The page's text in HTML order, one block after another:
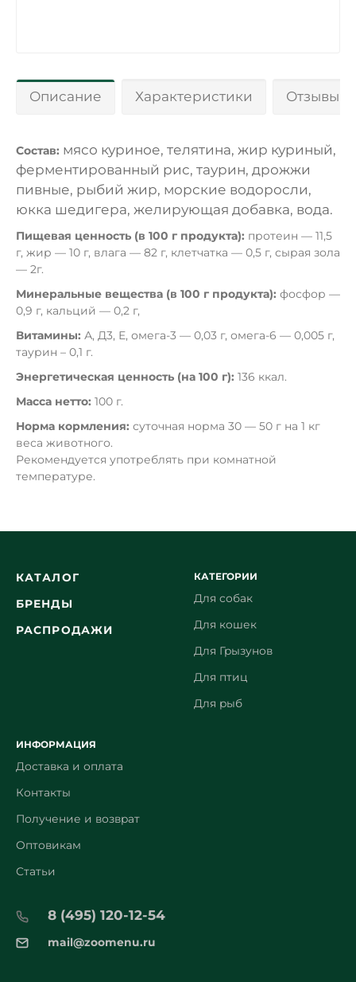
Описание Характеристики Отзывы 0
Состав: мясо куриное, телятина, жир куриный,
ферментированный рис, таурин, дрожжи
пивные, рыбий жир, морские водоросли,
юкка шедигера, желирующая добавка, вода.
Пищевая ценность (в 100 г продукта): протеин — 11,5
г, жир — 10 г, влага — 82 г, клетчатка — 0,5 г, сырая зола
— 2г.
Минеральные вещества (в 100 г продукта): фосфор —
0,9 г, кальций — 0,2 г,
Витамины: А, Д3, Е, омега-3 — 0,03 г, омега-6 — 0,005 г,
таурин – 0,1 г.
Энергетическая ценность (на 100 г): 136 ккал.
Масса нетто: 100 г.
Норма кормления: суточная норма 30 — 50 г на 1 кг
веса животного.
Рекомендуется употреблять при комнатной
температуре.
КАТАЛОГ
БРЕНДЫ
РАСПРОДАЖИ
КАТЕГОРИИ
Для собак
Для кошек
Для Грызунов
Для птиц
Для рыб
ИНФОРМАЦИЯ
Доставка и оплата
Контакты
Получение и возврат
Оптовикам
Статьи
8 (495) 120-12-54
mail@zoomenu.ru